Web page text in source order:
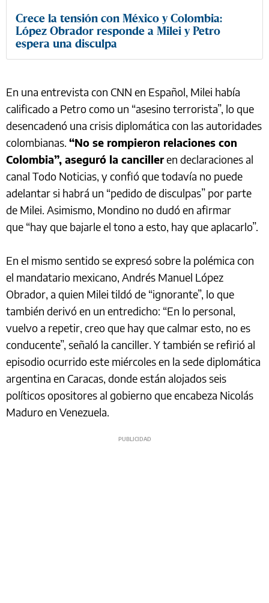
Crece la tensión con México y Colombia:
López Obrador responde a Milei y Petro
espera una disculpa
En una entrevista con CNN en Español, Milei había
calificado a Petro como un “asesino terrorista”, lo que
desencadenó una crisis diplomática con las autoridades
colombianas. “No se rompieron relaciones con
Colombia”, aseguró la cancilleren declaraciones al
canal Todo Noticias, y confió que todavía no puede
adelantar si habrá un “pedido de disculpas” por parte
de Milei. Asimismo, Mondino no dudó en afirmar
que “hay que bajarle el tono a esto, hay que aplacarlo”.
En el mismo sentido se expresó sobre la polémica con
el mandatario mexicano, Andrés Manuel López
Obrador, a quien Milei tildó de “ignorante”, lo que
también derivó en un entredicho: “En lo personal,
vuelvo a repetir, creo que hay que calmar esto, no es
conducente”, señaló la canciller. Y también se refirió al
episodio ocurrido este miércoles en la sede diplomática
argentina en Caracas, donde están alojados seis
políticos opositores al gobierno que encabeza Nicolás
Maduro en Venezuela.